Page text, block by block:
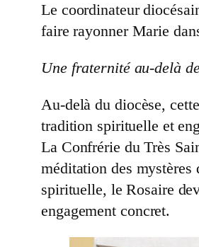
Le coordinateur
faire rayonner Marie
Une fraternité au-delà
Au-delà du diocèse,
tradition spirituelle et
La Confrérie du Très
méditation des
spirituelle, le Rosaire
engagement concret.